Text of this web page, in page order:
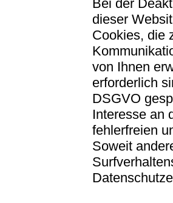
Bei der
dieser
Cookies, die
von Ihnen
erforderlich
DSGVO
Interesse an
fehlerfreien
Soweit